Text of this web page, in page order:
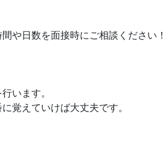
や日数を面接時にご相談ください！
います。
覚えていけば大丈夫です。